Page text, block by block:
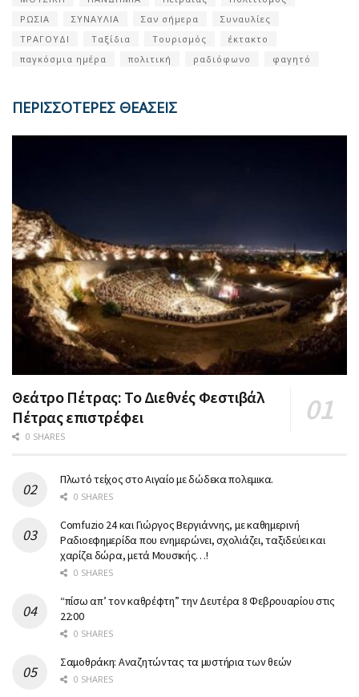
ΡΩΣΙΑ
ΣΥΝΑΥΛΙΑ Σαν σήμερα
Συναυλίες
ΤΡΑΓΟΥΔΙ
Ταξίδια Τουρισμός
έκτακτο
παγκόσμια ημέρα
πολιτική ραδιόφωνο φαγητό
ΠΕΡΙΣΣΟΤΕΡΕΣ ΘΕΑΣΕΙΣ
Θεάτρο Πέτρας: Το Διεθνές Φεστιβάλ
Πέτρας επιστρέφει
0 SHARES
Πλωτό τείχος στο Αιγαίο με δώδεκα πολεμικα.
0 SHARES
Comfuzio 24 και Γιώργος Βεργιάννης, με καθημερινή
Ραδιοεφημερίδα που ενημερώνει, σχολιάζει, ταξιδεύει και
χαρίζει δώρα, μετά Μουσικής…!
0 SHARES
“πίσω απ’ τον καθρέφτη” την Δευτέρα 8 Φεβρουαρίου στις
22:00
0 SHARES
Σαμοθράκη: Αναζητώντας τα μυστήρια των θεών
0 SHARES